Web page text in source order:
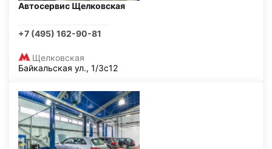
Автосервис Щелковская
+7 (495) 162-90-81
Щелковская
Байкальская ул., 1/3с12